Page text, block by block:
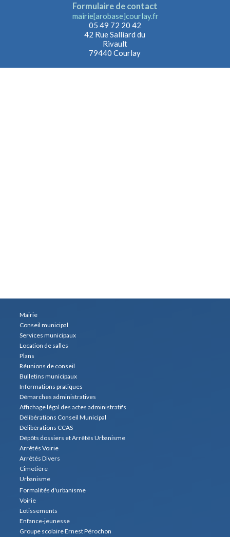
Formulaire de contact
mairie[arobase]courlay.fr
05 49 72 20 42
42 Rue Salliard du
Rivault
79440 Courlay
Mairie
Conseil municipal
Services municipaux
Location de salles
Plans
Réunions de conseil
Bulletins municipaux
Informations pratiques
Démarches administratives
Affichage légal des actes administratifs
Délibérations Conseil Municipal
Délibérations CCAS
Dépôts dossiers et Arrêtés Urbanisme
Arrêtés Voirie
Arrêtés Divers
Cimetière
Urbanisme
Formalités d'urbanisme
Voirie
Lotissements
Enfance-jeunesse
Groupe scolaire Ernest Pérochon